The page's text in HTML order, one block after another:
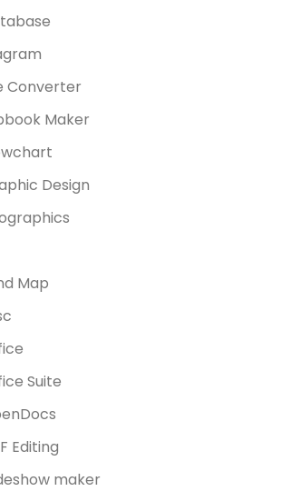
Converter
Maker
Design
Map
Suite
Editing
maker